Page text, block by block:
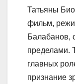
Татьяны
фильм,
Балабанов,
пределами.
главных
признание